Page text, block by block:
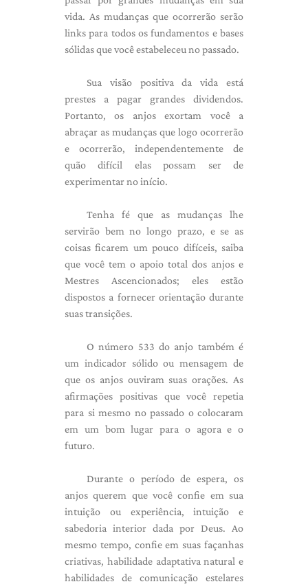
vida. As mudanças que ocorrerão serão
links para todos os fundamentos e bases
sólidas que você estabeleceu no passado.
Sua visão positiva da vida está
prestes a pagar grandes dividendos.
Portanto, os anjos exortam você a
abraçar as mudanças que logo ocorrerão
e ocorrerão, independentemente de
quão difícil elas possam ser de
experimentar no início.
Tenha fé que as mudanças lhe
servirão bem no longo prazo, e se as
coisas ficarem um pouco difíceis, saiba
que você tem o apoio total dos anjos e
Mestres Ascencionados; eles estão
dispostos a fornecer orientação durante
suas transições.
O número 533 do anjo também é
um indicador sólido ou mensagem de
que os anjos ouviram suas orações. As
afirmações positivas que você repetia
para si mesmo no passado o colocaram
em um bom lugar para o agora e o
futuro.
Durante o período de espera, os
anjos querem que você confie em sua
intuição ou experiência, intuição e
sabedoria interior dada por Deus. Ao
mesmo tempo, confie em suas façanhas
criativas, habilidade adaptativa natural e
habilidades de comunicação estelares